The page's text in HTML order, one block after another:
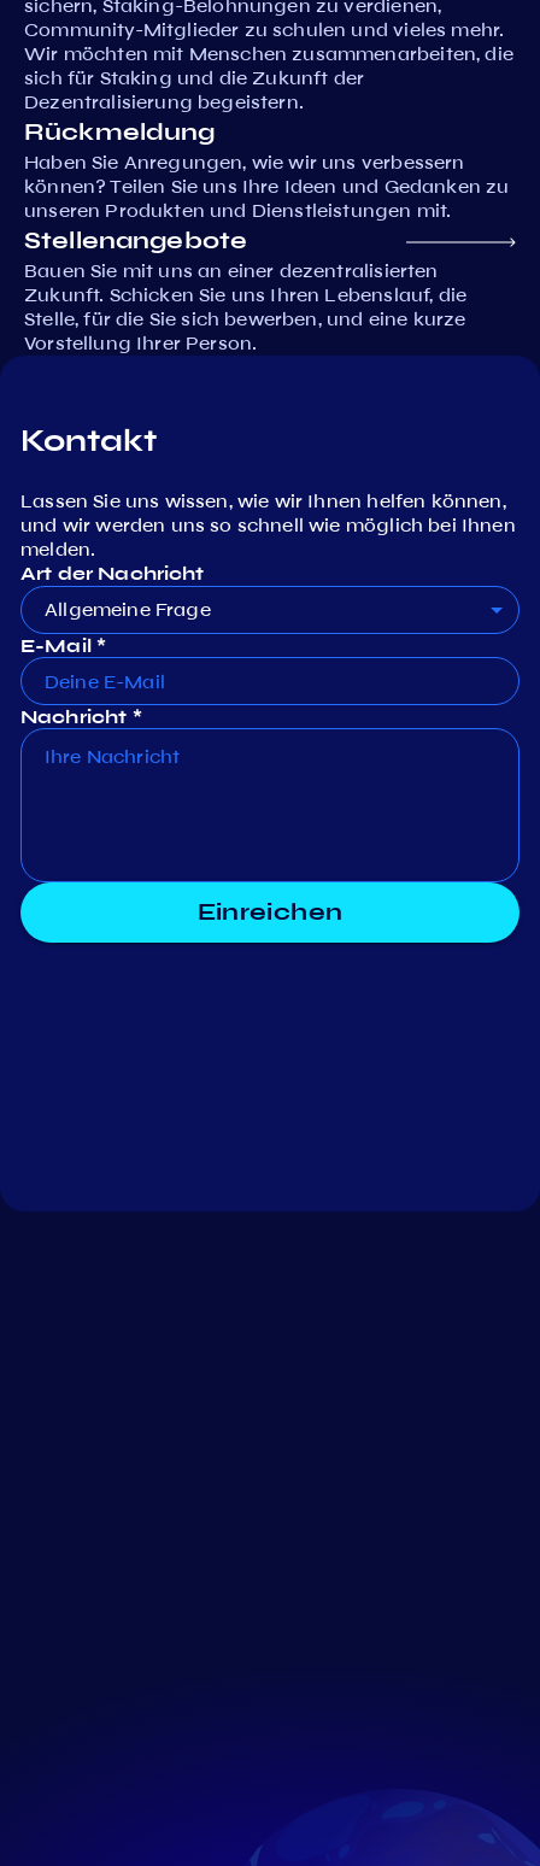
sichern, Staking-Belohnungen zu verdienen,
Community-Mitglieder zu schulen und vieles mehr.
Wir möchten mit Menschen zusammenarbeiten, die
sich für Staking und die Zukunft der
Dezentralisierung begeistern.
Rückmeldung
Haben Sie Anregungen, wie wir uns verbessern
können? Teilen Sie uns Ihre Ideen und Gedanken zu
unseren Produkten und Dienstleistungen mit.
Stellenangebote
Bauen Sie mit uns an einer dezentralisierten
Zukunft. Schicken Sie uns Ihren Lebenslauf, die
Stelle, für die Sie sich bewerben, und eine kurze
Vorstellung Ihrer Person.
Kontakt
Lassen Sie uns wissen, wie wir Ihnen helfen können,
und wir werden uns so schnell wie möglich bei Ihnen
melden.
Art der Nachricht
Allgemeine Frage
E-Mail *
Nachricht *
Einreichen